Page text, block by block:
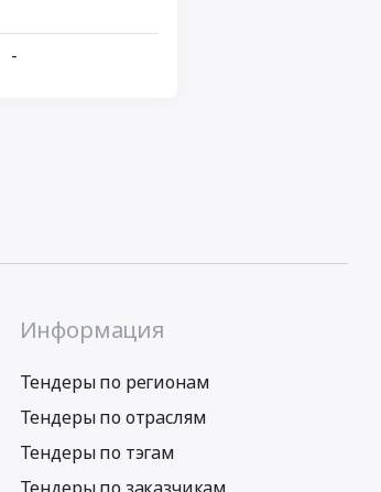
-
Информация
Тендеры по регионам
Тендеры по отраслям
Тендеры по тэгам